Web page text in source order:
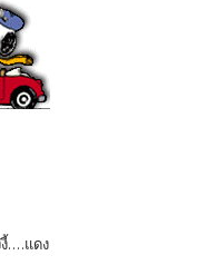
....แดง